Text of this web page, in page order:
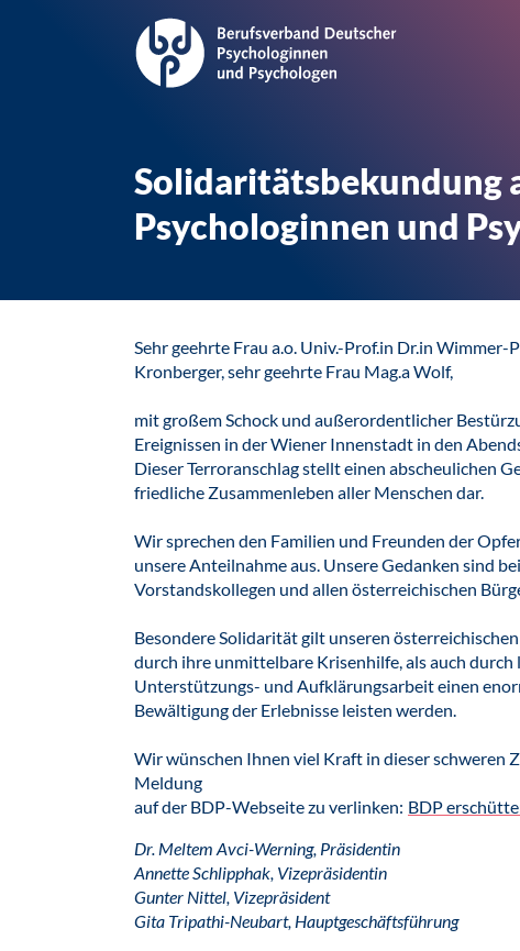
Solidaritätsbekundung
Psychologinnen und
Sehr geehrte Frau a.o. Univ.-Prof.in Dr.in Wimmer-
Kronberger, sehr geehrte Frau Mag.a Wolf,
mit großem Schock und außerordentlicher
Ereignissen in der Wiener Innenstadt in den
Dieser Terroranschlag stellt einen abscheulichen
friedliche Zusammenleben aller Menschen dar.
Wir sprechen den Familien und Freunden der
unsere Anteilnahme aus. Unsere Gedanken sind
Vorstandskollegen und allen österreichischen
Besondere Solidarität gilt unseren
durch ihre unmittelbare Krisenhilfe, als auch
Unterstützungs- und Aufklärungsarbeit einen
Bewältigung der Erlebnisse leisten werden.
Wir wünschen Ihnen viel Kraft in dieser schweren
Meldung
auf der BDP-Webseite zu verlinken: BDP
Dr. Meltem Avci-Werning, Präsidentin
Annette Schlipphak, Vizepräsidentin
Gunter Nittel, Vizepräsident
Gita Tripathi-Neubart, Hauptgeschäftsführung